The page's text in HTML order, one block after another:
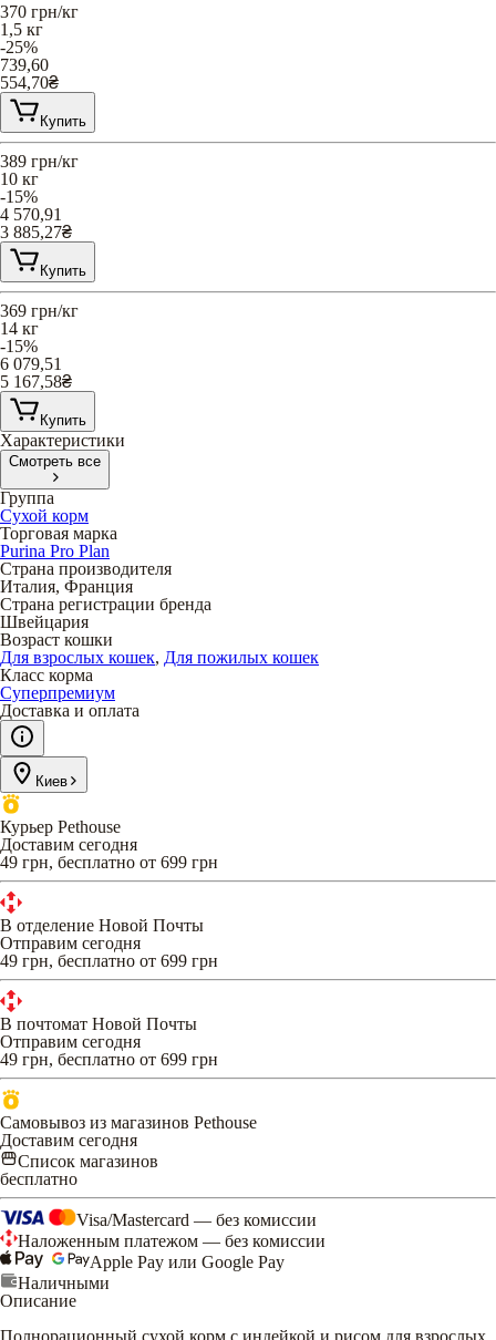
370 грн/кг
1,5 кг
-25%
739,60
554,70₴
Купить
389 грн/кг
10 кг
-15%
4 570,91
3 885,27₴
Купить
369 грн/кг
14 кг
-15%
6 079,51
5 167,58₴
Купить
Характеристики
Смотреть все
Группа
Сухой корм
Торговая марка
Purina Pro Plan
Страна производителя
Италия, Франция
Страна регистрации бренда
Швейцария
Возраст кошки
Для взрослых кошек, Для пожилых кошек
Класс корма
Суперпремиум
Доставка и оплата
Киев
Курьер Pethouse
Доставим сегодня
49 грн, бесплатно от 699 грн
В отделение Новой Почты
Отправим сегодня
49 грн, бесплатно от 699 грн
В почтомат Новой Почты
Отправим сегодня
49 грн, бесплатно от 699 грн
Самовывоз из магазинов Pethouse
Доставим сегодня
Список магазинов
бесплатно
Visa/Mastercard — без комиссии
Наложенным платежом — без комиссии
Apple Pay или Google Pay
Наличными
Описание
Полнорационный сухой корм с индейкой и рисом для взрослых